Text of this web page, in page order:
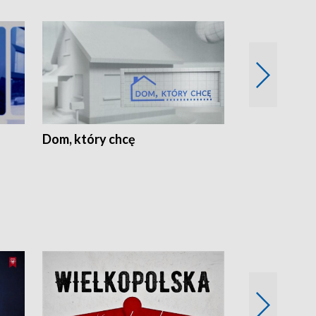
Dom, który chcę